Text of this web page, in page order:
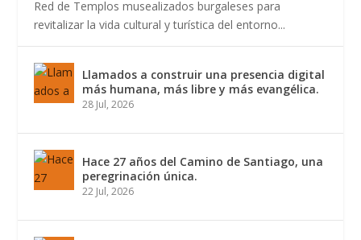
Red de Templos musealizados burgaleses para
revitalizar la vida cultural y turística del entorno...
Llamados a construir una presencia digital
más humana, más libre y más evangélica.
28 Jul, 2026
Hace 27 años del Camino de Santiago, una
peregrinación única.
22 Jul, 2026